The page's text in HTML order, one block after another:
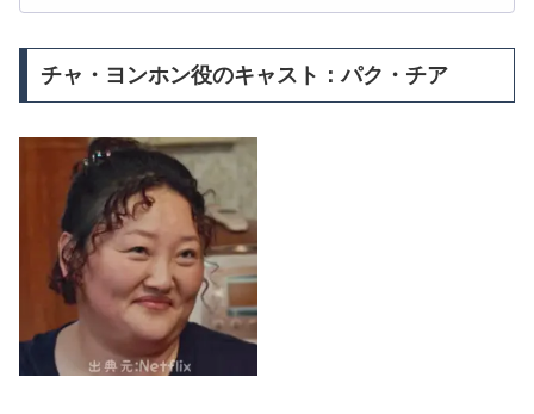
チャ・ヨンホン役のキャスト：パク・チア